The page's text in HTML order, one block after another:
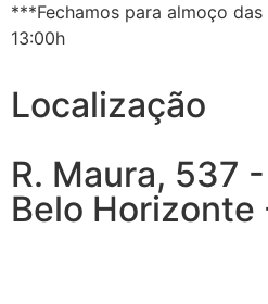
***Fechamos para almoço das
13:00h
Localização
R. Maura, 537
Belo Horizonte